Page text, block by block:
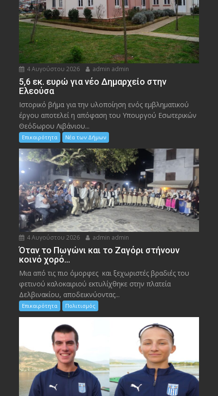
4 Αυγούστου 2026 admin admin
5,6 εκ. ευρώ για νέο Δημαρχείο στην
Ελεούσα
Ιστορικό βήμα για την υλοποίηση ενός εμβληματικού
έργου αποτελεί η απόφαση του Υπουργού Εσωτερικών
Θεόδωρου Λιβάνιου...
Επικαιρότητα Νέα των Δήμων
4 Αυγούστου 2026 admin admin
Όταν το Πωγώνι και το Ζαγόρι στήνουν
κοινό χορό…
Μια από τις πιο όμορφες και ξεχωριστές βραδιές του
φετινού καλοκαιριού εκτυλίχθηκε στην πλατεία
Δελβινακίου, αποδεικνύοντας...
Επικαιρότητα Πολιτισμός